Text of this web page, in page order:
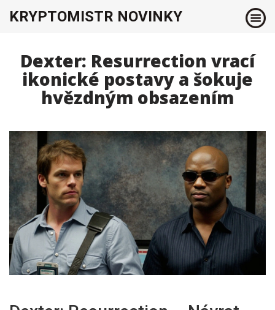
KRYPTOMISTR NOVINKY
Dexter: Resurrection vrací
ikonické postavy a šokuje
hvězdným obsazením